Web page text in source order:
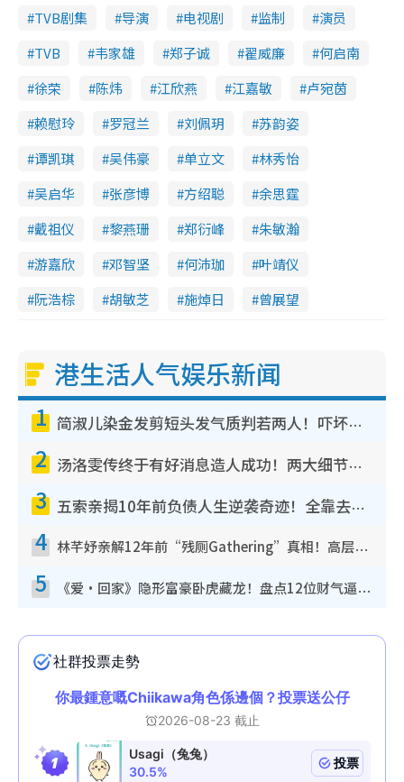
TVB剧集 导演 电视剧 监制
演员
TVB
韦家雄 郑子诚 翟威廉
何启南
徐荣
陈炜 江欣燕 江嘉敏
卢宛茵
赖慰玲
罗冠兰 刘佩玥
苏韵姿
谭凯琪
吴伟豪 单立文
林秀怡
吴启华
张彦博 方绍聪
余思霆
戴祖仪
黎燕珊 郑衍峰
朱敏瀚
游嘉欣
邓智坚 何沛珈
叶靖仪
阮浩棕
胡敏芝 施焯日 曾展望
港生活人气娱乐新闻
1 简淑儿染金发剪短头发气质判若两人！吓坏老公麦大力都认不出：“你做什么？”
2 汤洛雯传终于有好消息造人成功！两大细节曝孕味极浓引猜测：大肚婆先会咁！
3 五索亲揭10年前负债人生逆袭奇迹！全靠去一地方转运后即遇上马先生
4 林芊妤亲解12年前“残厕Gathering”真相！高层解约一句话重创尊严，至今拒返TVB
5 《爱·回家》隐形富豪卧虎藏龙！盘点12位财气逼人的有钱艺人：这位美女3亿身家不愁做